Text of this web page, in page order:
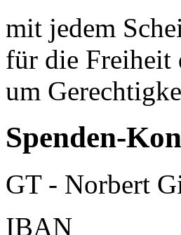
mit jedem
für die Freiheit
um
Spenden-
GT - Norbert
IBAN